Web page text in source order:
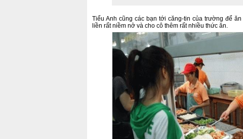
Tiểu Anh cũng các bạn tới căng-tin của trường để
liền rất niềm nở và cho cô thêm rất nhiều thức ăn.